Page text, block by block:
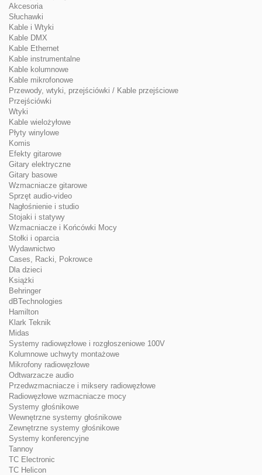
Akcesoria
Słuchawki
Kable i Wtyki
Kable DMX
Kable Ethernet
Kable instrumentalne
Kable kolumnowe
Kable mikrofonowe
Przewody, wtyki, przejściówki / Kable przejściowe
Przejściówki
Wtyki
Kable wielożyłowe
Płyty winylowe
Komis
Efekty gitarowe
Gitary elektryczne
Gitary basowe
Wzmacniacze gitarowe
Sprzęt audio-video
Nagłośnienie i studio
Stojaki i statywy
Wzmacniacze i Końcówki Mocy
Stołki i oparcia
Wydawnictwo
Cases, Racki, Pokrowce
Dla dzieci
Książki
Behringer
dBTechnologies
Hamilton
Klark Teknik
Midas
Systemy radiowęzłowe i rozgłoszeniowe 100V
Kolumnowe uchwyty montażowe
Mikrofony radiowęzłowe
Odtwarzacze audio
Przedwzmacniacze i miksery radiowęzłowe
Radiowęzłowe wzmacniacze mocy
Systemy głośnikowe
Wewnętrzne systemy głośnikowe
Zewnętrzne systemy głośnikowe
Systemy konferencyjne
Tannoy
TC Electronic
TC Helicon